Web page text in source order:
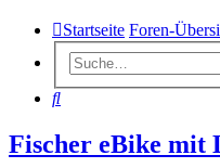
Startseite Foren-
Suche
Fischer eBike mit